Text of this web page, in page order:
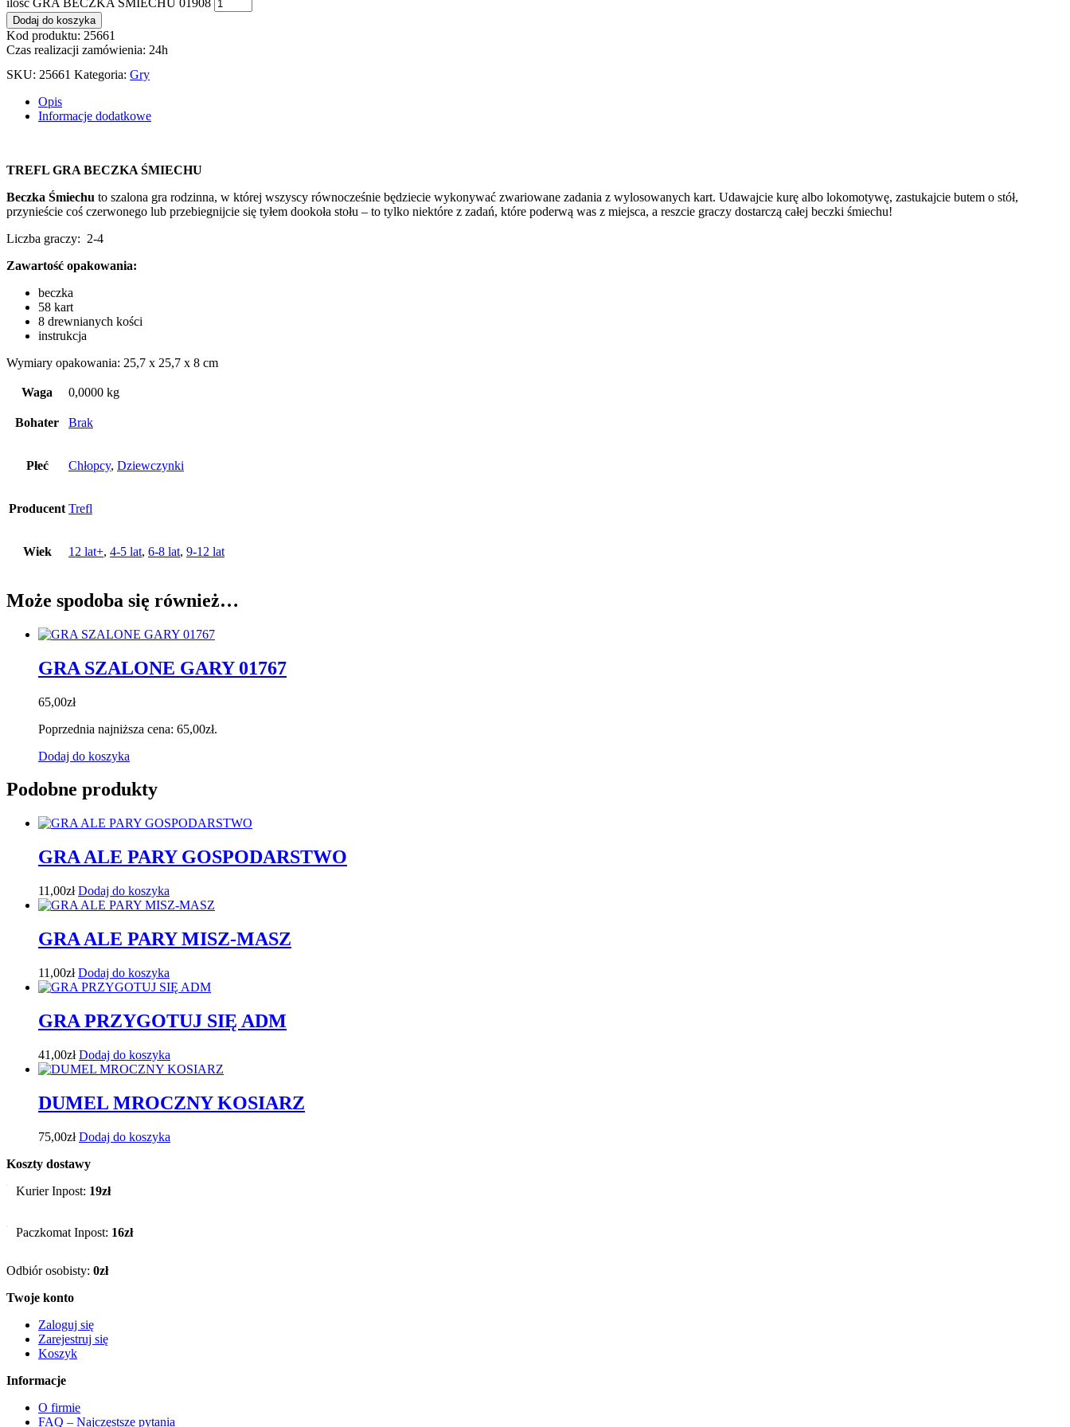
ilość GRA BECZKA ŚMIECHU 01908
Dodaj do koszyka
Kod produktu: 25661
Czas realizacji zamówienia: 24h
SKU: 25661 Kategoria: Gry
Opis
Informacje dodatkowe
TREFL GRA BECZKA ŚMIECHU
Beczka Śmiechu to szalona gra rodzinna, w której wszyscy równocześnie będziecie wykonywać zwariowane zadania z wylosowanych kart. Udawajcie kurę albo lokomotywę, zastukajcie butem o stół,
przynieście coś czerwonego lub przebiegnijcie się tyłem dookoła stołu – to tylko niektóre z zadań, które poderwą was z miejsca, a reszcie graczy dostarczą całej beczki śmiechu!
Liczba graczy: 2-4
Zawartość opakowania:
beczka
58 kart
8 drewnianych kości
instrukcja
Wymiary opakowania: 25,7 x 25,7 x 8 cm
Waga 0,0000 kg
Bohater Brak
Płeć Chłopcy, Dziewczynki
Producent Trefl
Wiek 12 lat+, 4-5 lat, 6-8 lat, 9-12 lat
Może spodoba się również…
GRA SZALONE GARY 01767
65,00zł
Poprzednia najniższa cena: 65,00zł.
Dodaj do koszyka
Podobne produkty
GRA ALE PARY GOSPODARSTWO
11,00zł Dodaj do koszyka
GRA ALE PARY MISZ-MASZ
11,00zł Dodaj do koszyka
GRA PRZYGOTUJ SIĘ ADM
41,00zł Dodaj do koszyka
DUMEL MROCZNY KOSIARZ
75,00zł Dodaj do koszyka
Koszty dostawy
Kurier Inpost: 19zł
Paczkomat Inpost: 16zł
Odbiór osobisty: 0zł
Twoje konto
Zaloguj się
Zarejestruj się
Koszyk
Informacje
O firmie
FAQ – Najczęstsze pytania